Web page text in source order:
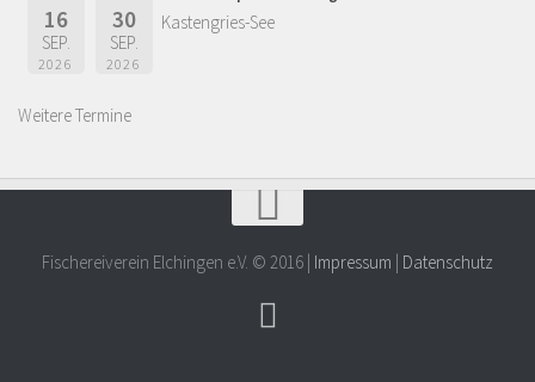
16
SEP.
2026
30
SEP.
2026
Kastengries-See
Weitere Termine
Fischereiverein Elchingen e.V. © 2016 | Impressum | Datenschutz